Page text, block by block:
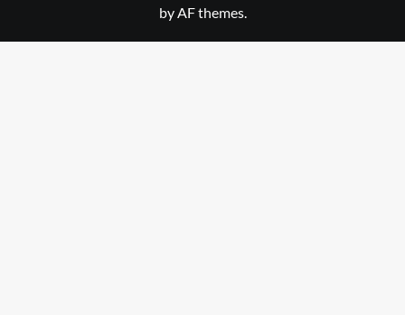
by AF themes.